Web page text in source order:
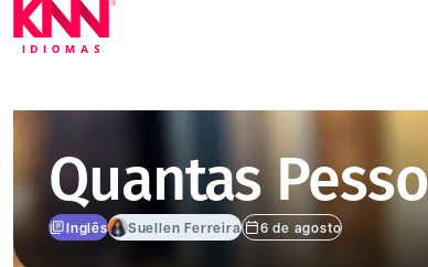
Quantas
Inglês Suellen Ferreira 6 de agosto